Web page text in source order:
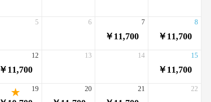
5 6
￥11,700
7
￥11,700
8
￥11,700
12 13 14
￥11,700
15
19 20 21 22